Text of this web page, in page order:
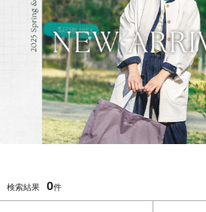
検索結果 0件